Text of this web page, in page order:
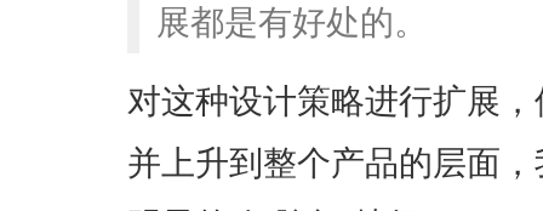
展都是有好处的。
对这种设计策略进行扩展
并上升到整个产品的层面